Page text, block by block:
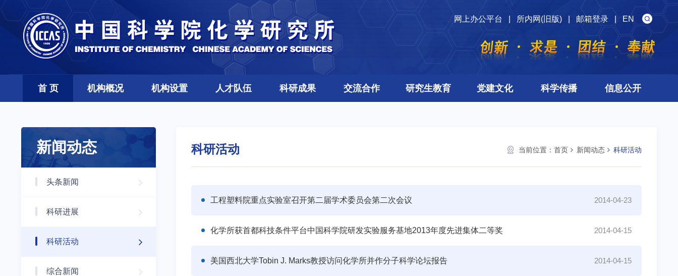
网上办公平台 所内网(旧版) 邮箱登录 |EN
首 页 机构概况 机构设置 人才队伍 科研成果 交流合作 研究生教育 党建文化 科学传播 信息公开
新闻动态
头条新闻
科研进展
科研活动
综合新闻
当前位置： 首页 新闻动态 科研活动
科研活动
工程塑料院重点实验室召开第二届学术委员会第二次会议 2014-04-23
化学所获首都科技条件平台中国科学院研发实验服务基地2013年度先进集体二等奖 2014-04-15
美国西北大学Tobin J. Marks教授访问化学所并作分子科学论坛报告 2014-04-15